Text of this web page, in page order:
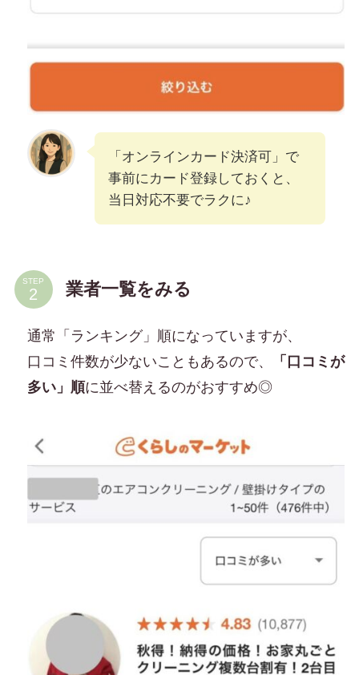
「オンラインカード決済可」で
事前にカード登録しておくと、
当日対応不要でラクに♪
STEP 業者一覧をみる
通常「ランキング」順になっていますが、
口コミ件数が少ないこともあるので、
「口コミが
多い」順に並べ替えるのがおすすめ◎